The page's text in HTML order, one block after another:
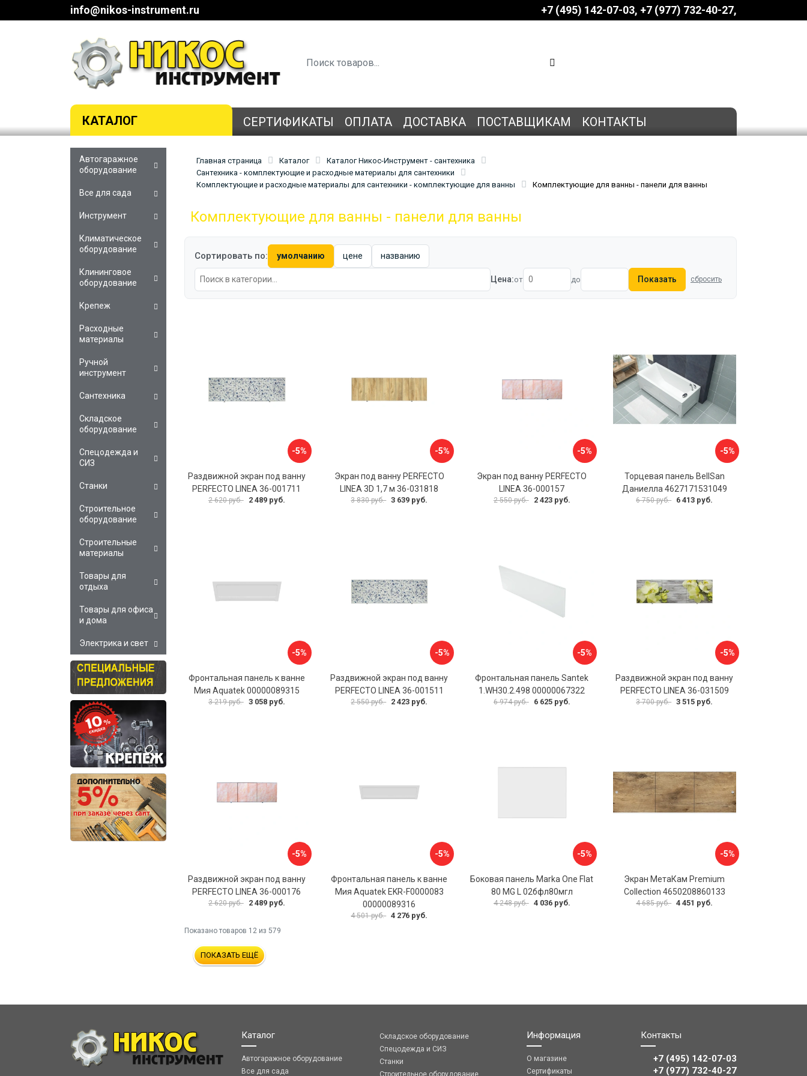
info@nikos-instrument.ru +7 (495) 142-07-03 ‎‎+7 (977) 732-40-27
КАТАЛОГ СЕРТИФИКАТЫ ОПЛАТА ДОСТАВКА ПОСТАВЩИКАМ КОНТАКТЫ
Главная страница Каталог
Каталог Никос-Инструмент - сантехника
Сантехника - комплектующие и расходные материалы для сантехники
Комплектующие и расходные материалы для сантехники - комплектующие для ванны
Комплектующие для ванны - панели для ванны
Комплектующие для ванны - панели для ванны
Сортировать по: умолчанию цене названию
Цена:от до Показать сбросить
-5%
Раздвижной экран под ванну
PERFECTO LINEA 36-001711
2 620 руб. 2 489 руб.
-5%
Экран под ванну PERFECTO
LINEA 3D 1,7 м 36-031818
3 830 руб. 3 639 руб.
-5%
Экран под ванну PERFECTO
LINEA 36-000157
2 550 руб. 2 423 руб.
-5%
Торцевая панель BellSan
Даниелла 4627171531049
6 750 руб. 6 413 руб.
-5%
Фронтальная панель к ванне
Мия Aquatek 00000089315
3 219 руб. 3 058 руб.
-5%
Раздвижной экран под ванну
PERFECTO LINEA 36-001511
2 550 руб. 2 423 руб.
-5%
Фронтальная панель Santek
1.WH30.2.498 00000067322
6 974 руб. 6 625 руб.
-5%
Раздвижной экран под ванну
PERFECTO LINEA 36-031509
3 700 руб. 3 515 руб.
-5%
Раздвижной экран под ванну
PERFECTO LINEA 36-000176
2 620 руб. 2 489 руб.
-5%
Фронтальная панель к ванне
Мия Aquatek EKR-F0000083
00000089316
4 501 руб. 4 276 руб.
-5%
Боковая панель Marka One Flat
80 MG L 02бфл80мгл
4 248 руб. 4 036 руб.
-5%
Экран МетаКам Premium
Collection 4650208860133
4 685 руб. 4 451 руб.
Показано товаров 12 из 579
ПОКАЗАТЬ ЕЩЁ
Автогаражное
оборудование
Все для сада
Инструмент
Климатическое
оборудование
Клининговое
оборудование
Крепеж
Расходные
материалы
Ручной
инструмент
Сантехника
Складское
оборудование
Спецодежда и
СИЗ
Станки
Строительное
оборудование
Строительные
материалы
Товары для
отдыха
Товары для офиса
и дома
Электрика и свет
Каталог
Автогаражное оборудование
Все для сада
Складское оборудование
Спецодежда и СИЗ
Станки
Строительное оборудование
Информация
О магазине
Сертификаты
Контакты
+7 (495) 142-07-03
‎‎+7 (977) 732-40-27